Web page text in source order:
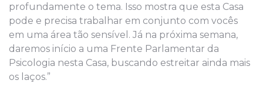
profundamente o tema. Isso mostra que esta Casa
pode e precisa trabalhar em conjunto com vocês
em uma área tão sensível. Já na próxima semana,
daremos início a uma Frente Parlamentar da
Psicologia nesta Casa, buscando estreitar ainda mais
os laços.”